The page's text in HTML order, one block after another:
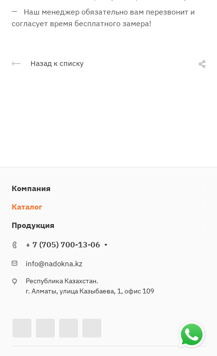
Наш менеджер обязательно вам перезвонит и
согласует время бесплатного замера!
Назад к списку
Компания
Каталог
Продукция
+ 7 (705) 700-13-06
info@nadokna.kz
Республика Казахстан.
г. Алматы, улица Казыбаева, 1, офис 109